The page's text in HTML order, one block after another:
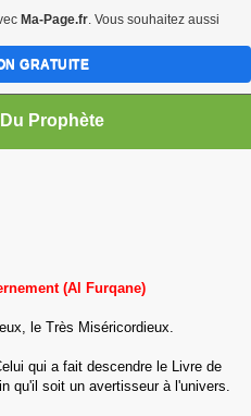
Prophète
(Al Furqane)
le Très Miséricordieux.
qui a fait descendre le Livre de
qu'il soit un avertisseur à l'univers.
Ma-Page.fr. Vous souhaitez aussi
GRATUITE